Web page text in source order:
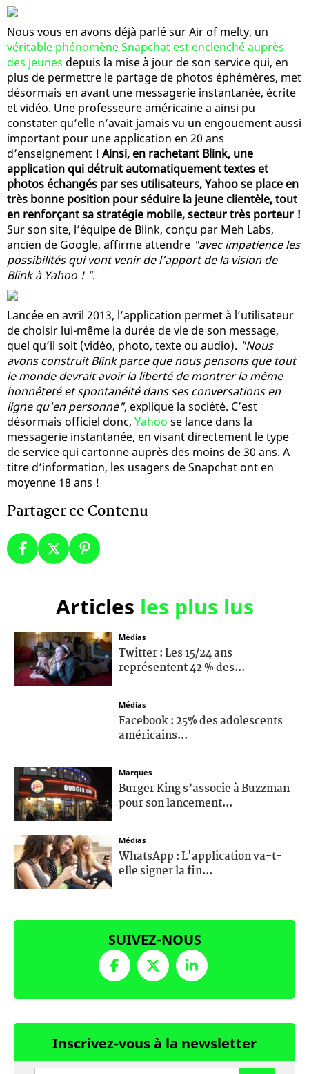
Nous vous en avons déjà parlé sur Air of melty, un
véritable phénomène Snapchat est enclenché auprès
des jeunes depuis la mise à jour de son service qui, en
plus de permettre le partage de photos éphémères, met
désormais en avant une messagerie instantanée, écrite
et vidéo. Une professeure américaine a ainsi pu
constater qu’elle n’avait jamais vu un engouement aussi
important pour une application en 20 ans
d’enseignement ! Ainsi, en rachetant Blink, une
application qui détruit automatiquement textes et
photos échangés par ses utilisateurs, Yahoo se place en
très bonne position pour séduire la jeune clientèle, tout
en renforçant sa stratégie mobile, secteur très porteur !
Sur son site, l’équipe de Blink, conçu par Meh Labs,
ancien de Google, affirme attendre "avec impatience les
possibilités qui vont venir de l’apport de la vision de
Blink à Yahoo ! ".
Lancée en avril 2013, l’application permet à l’utilisateur
de choisir lui-même la durée de vie de son message,
quel qu’il soit (vidéo, photo, texte ou audio). "Nous
avons construit Blink parce que nous pensons que tout
le monde devrait avoir la liberté de montrer la même
honnêteté et spontanéité dans ses conversations en
ligne qu'en personne", explique la société. C’est
désormais officiel donc, Yahoo se lance dans la
messagerie instantanée, en visant directement le type
de service qui cartonne auprès des moins de 30 ans. A
titre d’information, les usagers de Snapchat ont en
moyenne 18 ans !
Partager ce Contenu
Articles les plus lus
Médias
Twitter : Les 15/24 ans
représentent 42 % des...
Médias
Facebook : 25% des adolescents
américains...
Marques
Burger King s’associe à Buzzman
pour son lancement...
Médias
WhatsApp : L'application va-t-
elle signer la fin...
SUIVEZ-NOUS
Inscrivez-vous à la newsletter